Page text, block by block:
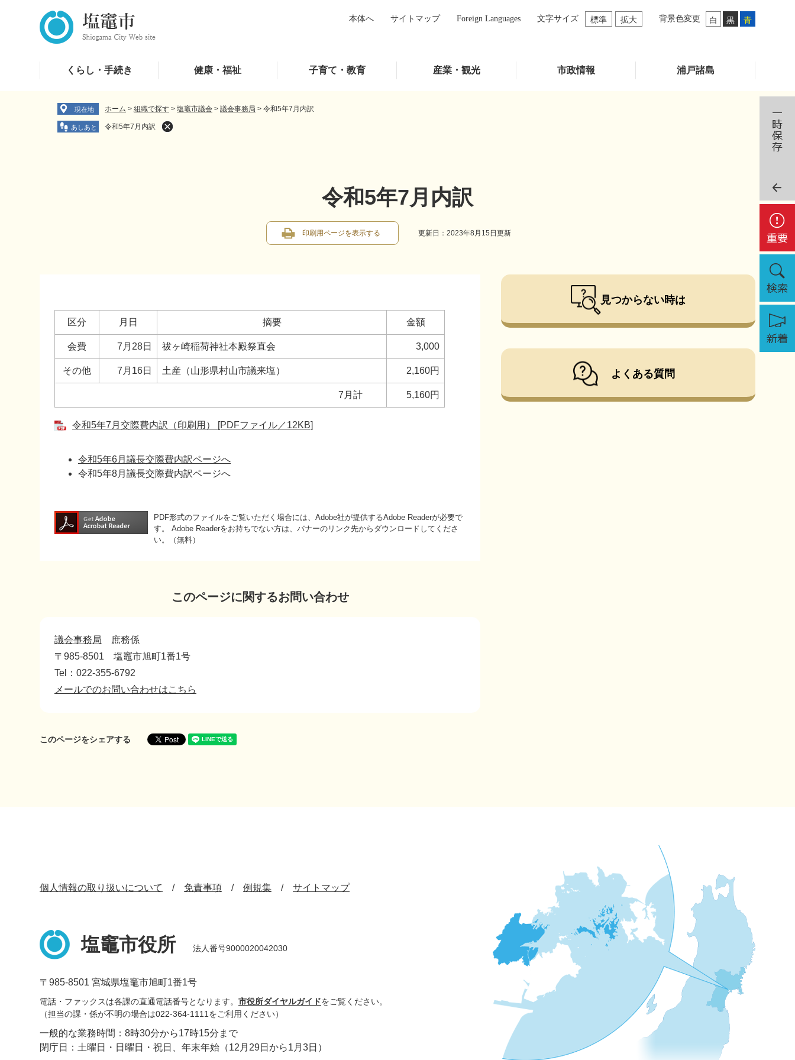
本体へ サイトマップ Foreign Languages 文字サイズ 標準 拡大 背景色変更 白 黒 青
くらし・手続き 健康・福祉 子育て・教育 産業・観光 市政情報 浦戸諸島
現在地 ホーム > 組織で探す > 塩竈市議会 > 議会事務局 > 令和5年7月内訳
令和5年7月内訳
令和5年7月内訳
印刷用ページを表示する 更新日：2023年8月15日更新
区分 月日 摘要 金額
会費 7月28日 祓ヶ崎稲荷神社本殿祭直会 3,000
その他 7月16日 土産（山形県村山市議来塩） 2,160円
7月計 5,160円
令和5年7月交際費内訳（印刷用） [PDFファイル／12KB]
令和5年6月議長交際費内訳ページへ
令和5年8月議長交際費内訳ページへ
PDF形式のファイルをご覧いただく場合には、Adobe社が提供するAdobe Readerが必要で
す。
Adobe Readerをお持ちでない方は、バナーのリンク先からダウンロードしてくださ
い。（無料）
このページに関するお問い合わせ
議会事務局
庶務係
〒985-8501
塩竈市旭町1番1号
Tel：022-355-6792
メールでのお問い合わせはこちら
このページをシェアする
見つからない時は
よくある質問
個人情報の取り扱いについて 免責事項 例規集 サイトマップ
塩竈市役所 法人番号9000020042030
〒985-8501 宮城県塩竈市旭町1番1号
電話・ファックスは各課の直通電話番号となります。 市役所ダイヤルガイドをご覧ください。
（担当の課・係が不明の場合は022-364-1111をご利用ください）
一般的な業務時間：8時30分から17時15分まで
閉庁日：土曜日・日曜日・祝日、年末年始（12月29日から1月3日）